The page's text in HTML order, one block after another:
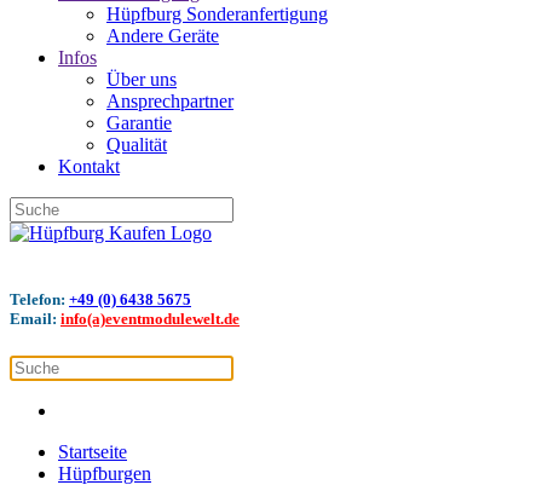
Hüpfburg Sonderanfertigung
Andere Geräte
Infos
Über uns
Ansprechpartner
Garantie
Qualität
Kontakt
Telefon: +49 (0) 6438 5675
Email: info(a)eventmodulewelt.de
Startseite
Hüpfburgen